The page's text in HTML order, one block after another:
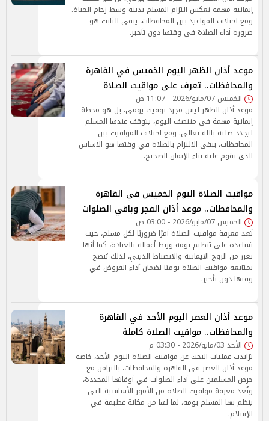
إيمانية مهمة تعكس التزام المسلم بدينه وسط زحام الحياة.
ومع اختلاف المواعيد بين المحافظات، يبقى الثابت هو
ضرورة أداء الصلاة في وقتها دون تأخير.
موعد أذان الظهر اليوم الخميس في القاهرة
والمحافظات.. تعرف على مواقيت الصلاة
الخميس 07/مايو/2026 - 11:07 ص
موعد أذان الظهر ليس مجرد توقيت يومي، بل هو محطة
إيمانية مهمة في منتصف اليوم، يتوقف عندها المسلم
ليجدد صلته بالله تعالى. ومع اختلاف المواقيت بين
المحافظات، يبقى الالتزام بالصلاة في وقتها هو الأساس
الذي يقوم عليه بناء الإيمان الصحيح.
مواقيت الصلاة اليوم الخميس في القاهرة
والمحافظات.. موعد أذان الفجر وباقي الصلوات
الخميس 07/مايو/2026 - 03:00 ص
تُعد معرفة مواقيت الصلاة أمرًا ضروريًا لكل مسلم، حيث
تساعده على تنظيم يومه وربط أعماله بالعبادة، كما أنها
تعزز من الروح الإيمانية والانضباط الديني، لذلك يُنصح
بمتابعة مواقيت الصلاة يوميًا لضمان أداء الفروض في
وقتها دون تأخير.
موعد أذان العصر اليوم الأحد في القاهرة
والمحافظات.. مواقيت الصلاة كاملة
الأحد 03/مايو/2026 - 03:30 م
تزايدت عمليات البحث عن مواقيت الصلاة اليوم الأحد، خاصة
موعد أذان العصر في القاهرة والمحافظات، بالتزامن مع
حرص المسلمين على أداء الصلوات في أوقاتها المحددة،
وتُعد معرفة مواقيت الصلاة من الأمور الأساسية التي
ينظم بها المسلم يومه، لما لها من مكانة عظيمة في
الإسلام.